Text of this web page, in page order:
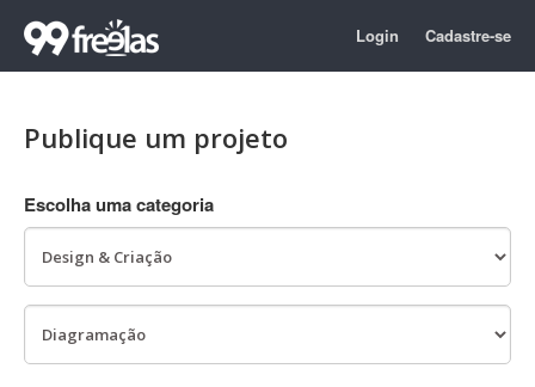
Login Cadastre-se
Publique um projeto
Escolha uma categoria